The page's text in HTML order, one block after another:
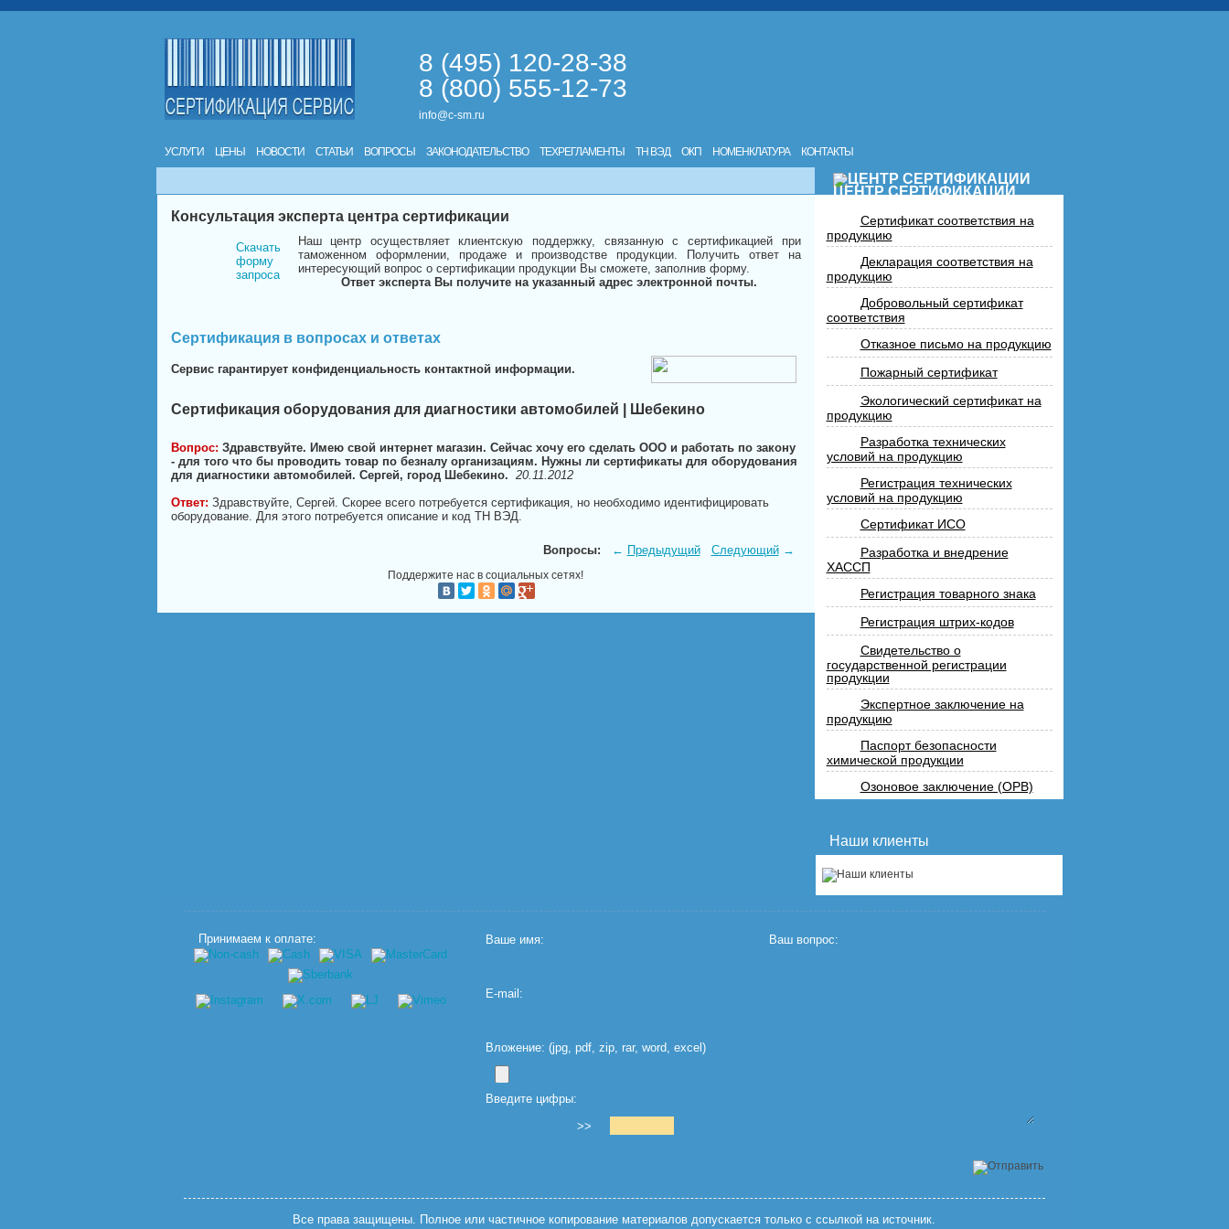
8 (495) 120-28-38
8 (800) 555-12-73
info@c-sm.ru
УСЛУГИ ЦЕНЫ НОВОСТИ СТАТЬИ ВОПРОСЫ ЗАКОНОДАТЕЛЬСТВО ТЕХРЕГЛАМЕНТЫ ТН ВЭД ОКП НОМЕНКЛАТУРА КОНТАКТЫ
ЦЕНТР СЕРТИФИКАЦИИ
Консультация эксперта центра сертификации
Скачать
форму
запроса
Наш центр осуществляет клиентскую поддержку, связанную с сертификацией при
таможенном оформлении, продаже и производстве продукции. Получить ответ на
интересующий вопрос о сертификации продукции Вы сможете, заполнив форму.
Ответ эксперта Вы получите на указанный адрес электронной почты.
Сертификация в вопросах и ответах
Сервис гарантирует конфиденциальность контактной информации.
Сертификация оборудования для диагностики автомобилей | Шебекино
Вопрос: Здравствуйте. Имею свой интернет магазин. Сейчас хочу его сделать ООО и работать по закону
- для того что бы проводить товар по безналу организациям. Нужны ли сертификаты для оборудования
для диагностики автомобилей. Сергей, город Шебекино. 20.11.2012
Ответ: Здравствуйте, Сергей. Скорее всего потребуется сертификация, но необходимо идентифицировать
оборудование. Для этого потребуется описание и код ТН ВЭД.
Вопросы: ← Предыдущий Следующий→
Поддержите нас в социальных сетях!
Сертификат соответствия на
продукцию
Декларация соответствия на
продукцию
Добровольный сертификат
соответствия
Отказное письмо на продукцию
Пожарный сертификат
Экологический сертификат на
продукцию
Разработка технических
условий на продукцию
Регистрация технических
условий на продукцию
Сертификат ИСО
Разработка и внедрение
ХАССП
Регистрация товарного знака
Регистрация штрих-кодов
Свидетельство о
государственной регистрации
продукции
Экспертное заключение на
продукцию
Паспорт безопасности
химической продукции
Озоновое заключение (ОРВ)
Наши клиенты
Принимаем к оплате: Ваше имя:
E-mail:
Вложение: (jpg, pdf, zip, rar, word, excel)
Введите цифры:
>>
Ваш вопрос:
Все права защищены. Полное или частичное копирование материалов допускается только с ссылкой на источник.